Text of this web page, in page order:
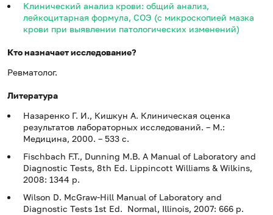
Клинический анализ крови: общий анализ,
лейкоцитарная формула, СОЭ (с микроскопией мазка
крови при выявлении патологических изменений)
Кто назначает исследование?
Ревматолог.
Литература
Назаренко Г. И., Кишкун А. Клиническая оценка
результатов лабораторных исследований. – М.:
Медицина, 2000. – 533 с.
Fischbach F.T., Dunning M.B. A Manual of Laboratory and
Diagnostic Tests, 8th Ed. Lippincott Williams & Wilkins,
2008: 1344 p.
Wilson D. McGraw-Hill Manual of Laboratory and
Diagnostic Tests 1st Ed. Normal, Illinois, 2007: 666 p.